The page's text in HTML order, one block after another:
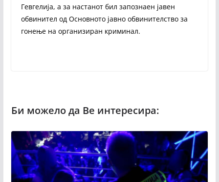
Гевгелија, а за настанот бил запознаен јавен
обвинител од Основното јавно обвинителство за
гонење на организиран криминал.